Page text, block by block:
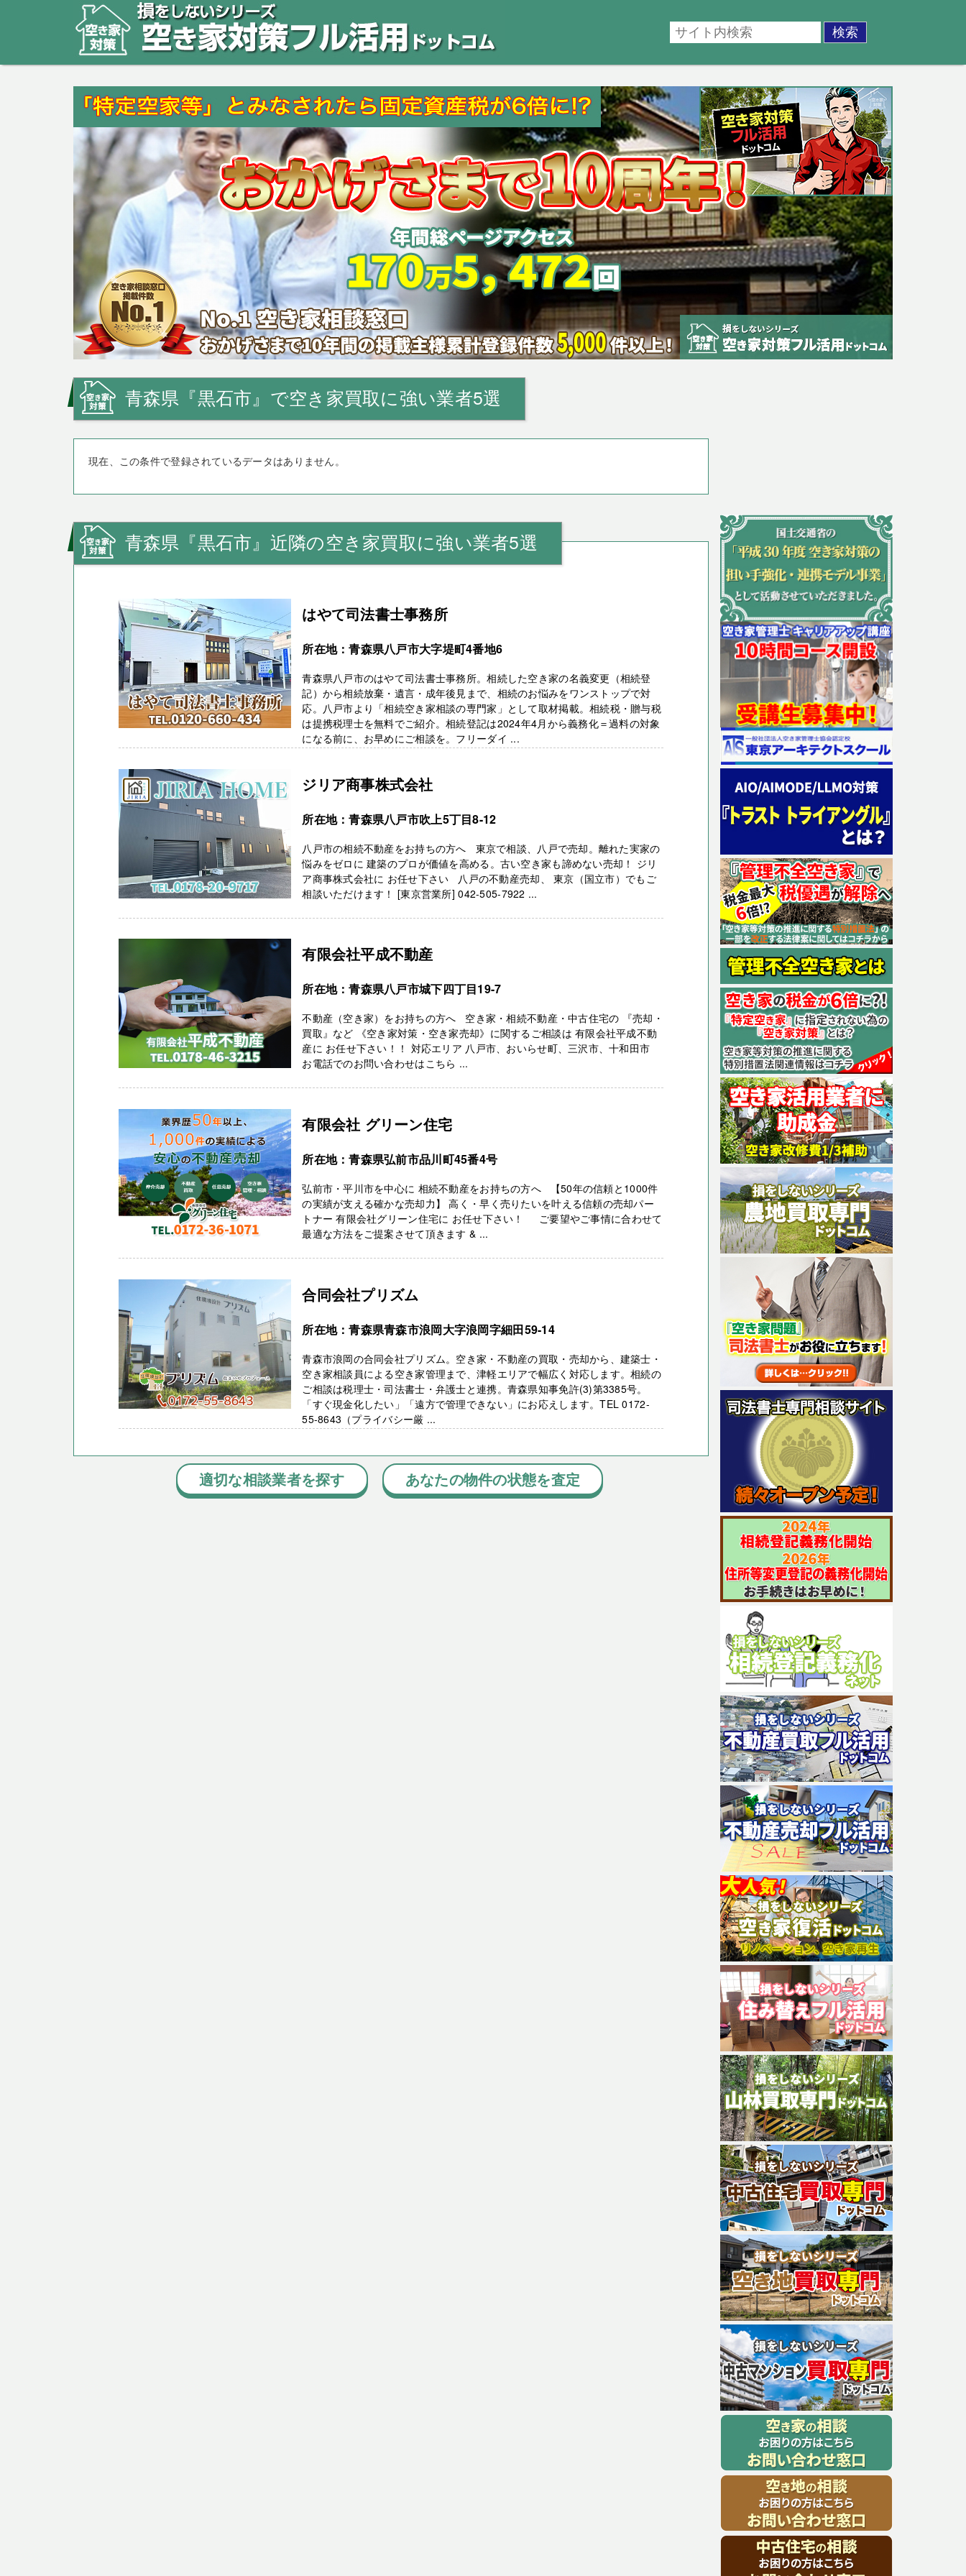
青森県『黒石市』で空き家買取に強い業者5選
現在、この条件で登録されているデータはありません。
青森県『黒石市』近隣の空き家買取に強い業者5選
はやて司法書士事務所
所在地：青森県八戸市大字堤町4番地6
青森県八戸市のはやて司法書士事務所。相続した空き家の名義変更（相続登
記）から相続放棄・遺言・成年後見まで、相続のお悩みをワンストップで対
応。八戸市より「相続空き家相談の専門家」として取材掲載。相続税・贈与税
は提携税理士を無料でご紹介。相続登記は2024年4月から義務化＝過料の対象
になる前に、お早めにご相談を。フリーダイ ...
ジリア商事株式会社
所在地：青森県八戸市吹上5丁目8-12
八戸市の相続不動産をお持ちの方へ 東京で相談、八戸で売却。離れた実家の
悩みをゼロに 建築のプロが価値を高める。古い空き家も諦めない売却！ ジリ
ア商事株式会社に お任せ下さい 八戸の不動産売却、 東京（国立市）でもご
相談いただけます！ [東京営業所] 042-505-7922 ...
有限会社平成不動産
所在地：青森県八戸市城下四丁目19-7
不動産（空き家）をお持ちの方へ 空き家・相続不動産・中古住宅の 『売却・
買取』など 《空き家対策・空き家売却》に関するご相談は 有限会社平成不動
産に お任せ下さい！！ 対応エリア 八戸市、おいらせ町、三沢市、十和田市
お電話でのお問い合わせはこちら ...
有限会社 グリーン住宅
所在地：青森県弘前市品川町45番4号
弘前市・平川市を中心に 相続不動産をお持ちの方へ 【50年の信頼と1000件
の実績が支える確かな売却力】 高く・早く売りたいを叶える信頼の売却パー
トナー 有限会社グリーン住宅に お任せ下さい！ ご要望やご事情に合わせて
最適な方法をご提案させて頂きます & ...
合同会社プリズム
所在地：青森県青森市浪岡大字浪岡字細田59-14
青森市浪岡の合同会社プリズム。空き家・不動産の買取・売却から、建築士・
空き家相談員による空き家管理まで、津軽エリアで幅広く対応します。相続の
ご相談は税理士・司法書士・弁護士と連携。青森県知事免許(3)第3385号。
「すぐ現金化したい」「遠方で管理できない」にお応えします。TEL 0172-
55-8643（プライバシー厳 ...
適切な相談業者を探す あなたの物件の状態を査定